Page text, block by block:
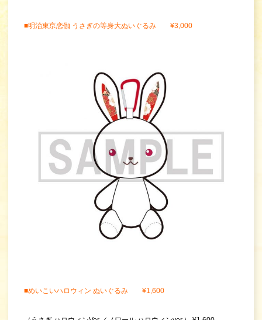
■明治東亰恋伽 うさぎの等身大ぬいぐるみ ¥3,000
■めいこいハロウィン ぬいぐるみ ¥1,600